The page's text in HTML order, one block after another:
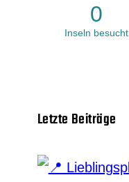
0
Inseln besucht
Letzte Beiträge